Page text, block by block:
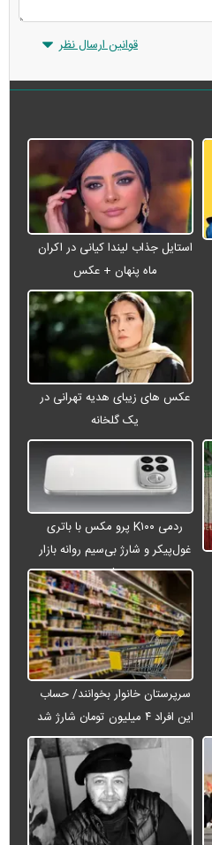
قوانین ارسال نظر
استایل جذاب لیندا کیانی در اکران
ماه پنهان + عکس
عکس های زیبای هدیه تهرانی در
یک گلخانه
ردمی K۱۰۰ پرو مکس با باتری
غول‌پیکر و شارژ بی‌سیم روانه بازار
می‌شود
سرپرستان خانوار بخوانند/ حساب
این افراد ۴ میلیون تومان شارژ شد